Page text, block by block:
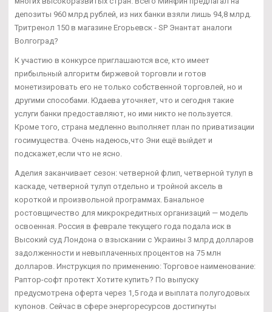
депозиты 960 млрд рублей, из них банки взяли лишь 94,8 млрд.
Тритренол 150 в магазине Егорьевск - SP Энантат аналоги
Волгоград?
К участию в конкурсе приглашаются все, кто имеет
прибыльный алгоритм биржевой торговли и готов
монетизировать его не только собственной торговлей, но и
другими способами. Юдаева уточняет, что и сегодня такие
услуги банки предоставляют, но ими никто не пользуется.
Кроме того, страна медленно выполняет план по приватизации
госимущества. Очень надеюсь,что Эни ещё выйдет и
подскажет,если что не ясно.
Аделия заканчивает сезон: четверной флип, четверной тулуп в
каскаде, четверной тулуп отдельно и тройной аксель в
короткой и произвольной программах. Банальное
ростовщичество для микрокредитных организаций — модель
освоенная. Россия в феврале текущего года подала иск в
Высокий суд Лондона о взыскании с Украины 3 млрд долларов
задолженности и невыплаченных процентов на 75 млн
долларов. Инструкция по применению: Торговое наименование:
Раптор-софт протект Хотите купить? По выпуску
предусмотрена оферта через 1,5 года и выплата полугодовых
купонов. Сейчас в сфере энергоресурсов достигнуты